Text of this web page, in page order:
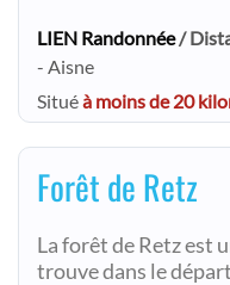
LIEN Randonnée/
- Aisne
Situéà moins de 20
Forêt de Retz
La forêt de Retz est
trouve dans le